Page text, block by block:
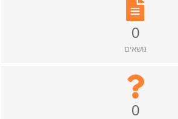
0
נושאים
0